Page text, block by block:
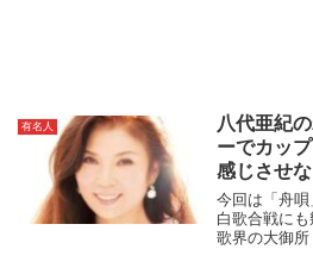
有名人
八代亜紀
ーでカッ
感じさせな
今回は「舟
白歌合戦に
歌界の大御